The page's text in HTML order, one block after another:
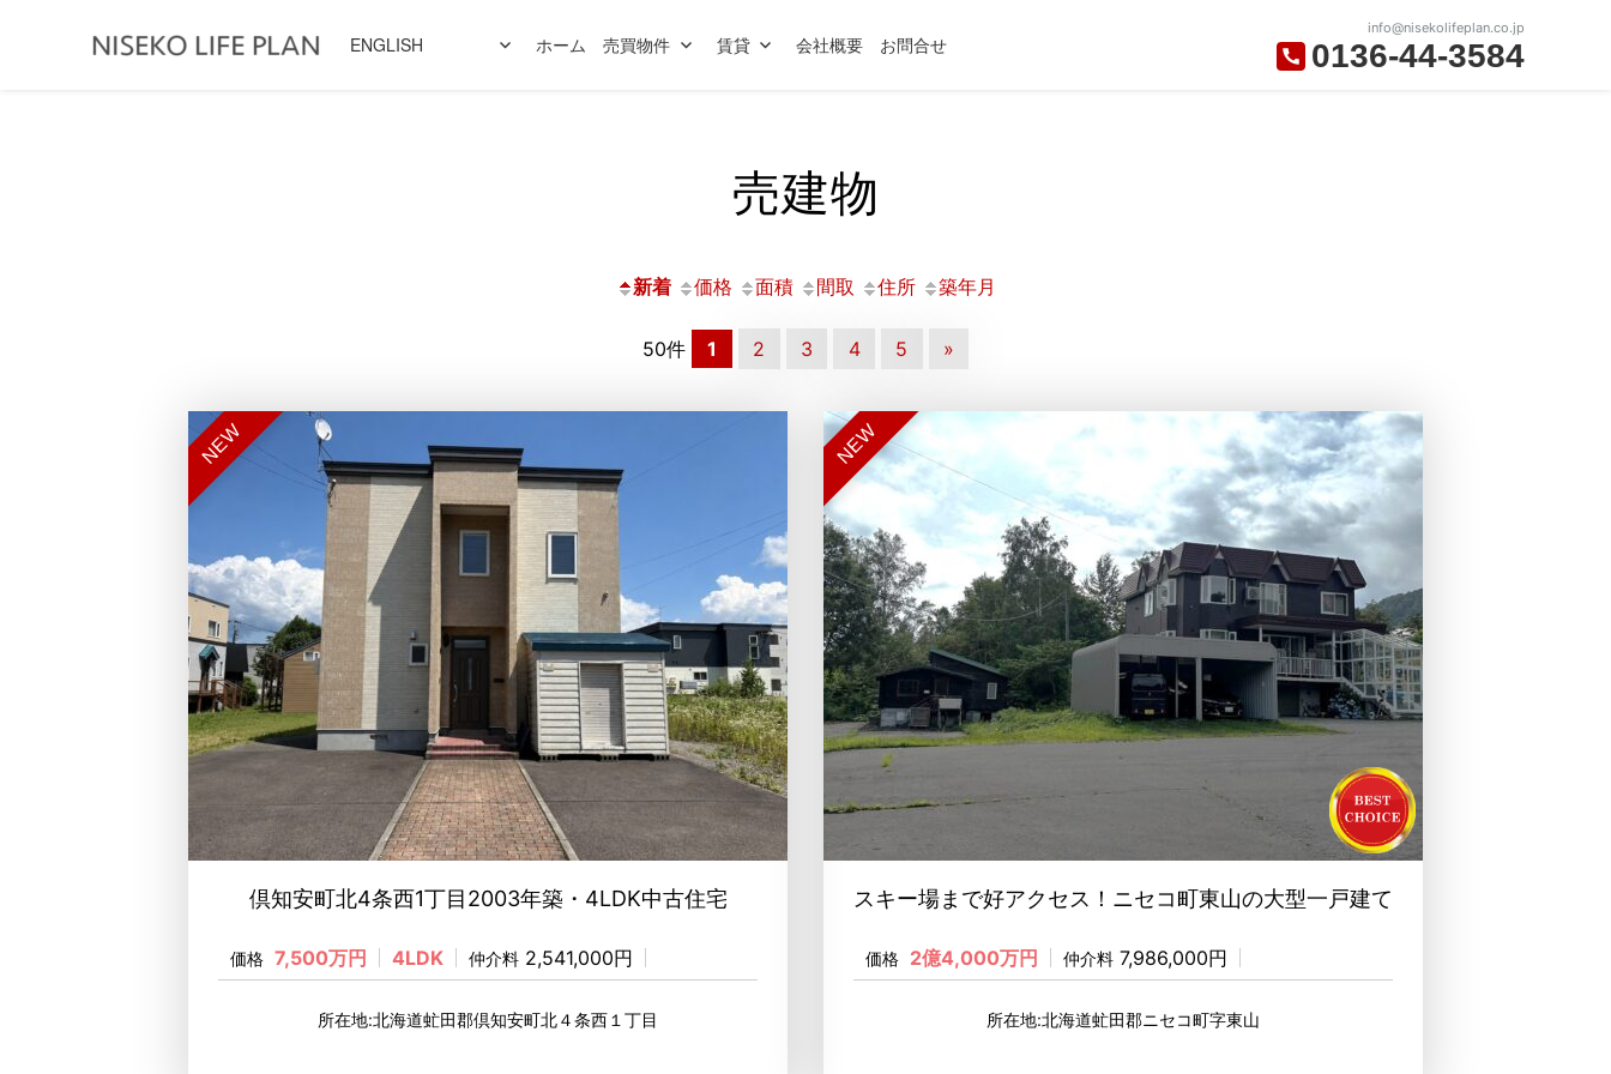
ENGLISH ホーム 売買物件 賃貸 会社概要 お問合せ
info@nisekolifeplan.co.jp
0136-44-3584
売建物
新着 価格 面積 間取 住所 築年月
50件 1 2 3 4 5 »
NEW
倶知安町北4条西1丁目2003年築・4LDK中古住宅
価格 7,500万円 4LDK 仲介料 2,541,000円
所在地:北海道虻田郡倶知安町北４条西１丁目
NEW
スキー場まで好アクセス！ニセコ町東山の大型一戸建て
価格 2億4,000万円 仲介料 7,986,000円
所在地:北海道虻田郡ニセコ町字東山